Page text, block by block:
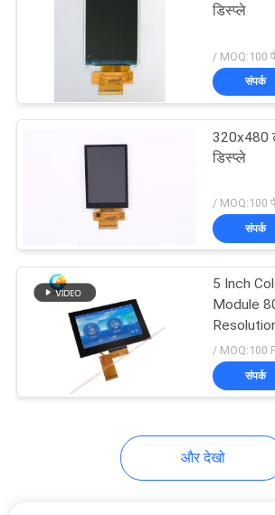
टीएफटी एलसीडी
स्क्रीन
टीएफटी एलसीडी
उच्च चमक वाला
डिस्प्ले
/ MOQ:100
संपर्क
320x480
डिस्प्ले
/ MOQ:100
संपर्क
5 Inch
Module
IPS TFT
/ MOQ:100
संपर्क
और देखो